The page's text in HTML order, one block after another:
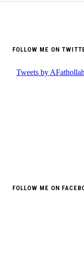
FOLLOW ME ON
FOLLOW ME ON